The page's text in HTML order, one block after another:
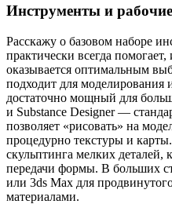
Инструменты и
Расскажу о базовом наборе
практически всегда
оказывается оптимальным
подходит для моделирования
достаточно мощный для
и Substance Designer —
позволяет «рисовать» на
процедурно текстуры и
скульптинга мелких деталей,
передачи формы. В больших
или 3ds Max для
материалами.